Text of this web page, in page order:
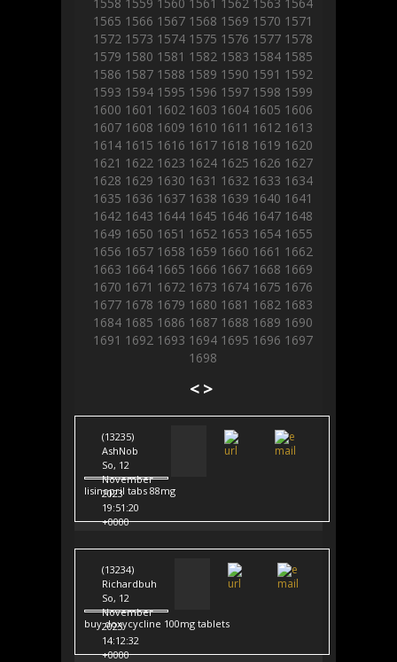
1565 1566 1567 1568 1569 1570 1571
1572 1573 1574 1575 1576 1577 1578
1579 1580 1581 1582 1583 1584 1585
1586 1587 1588 1589 1590 1591 1592
1593 1594 1595 1596 1597 1598 1599
1600 1601 1602 1603 1604 1605 1606
1607 1608 1609 1610 1611 1612 1613
1614 1615 1616 1617 1618 1619 1620
1621 1622 1623 1624 1625 1626 1627
1628 1629 1630 1631 1632 1633 1634
1635 1636 1637 1638 1639 1640 1641
1642 1643 1644 1645 1646 1647 1648
1649 1650 1651 1652 1653 1654 1655
1656 1657 1658 1659 1660 1661 1662
1663 1664 1665 1666 1667 1668 1669
1670 1671 1672 1673 1674 1675 1676
1677 1678 1679 1680 1681 1682 1683
1684 1685 1686 1687 1688 1689 1690
1691 1692 1693 1694 1695 1696 1697
1698
<>
(13235)
AshNob
So, 12
November
2023
19:51:20
+0000
lisinopril tabs 88mg
(13234)
Richardbuh
So, 12
November
2023
14:12:32
+0000
buy doxycycline 100mg tablets